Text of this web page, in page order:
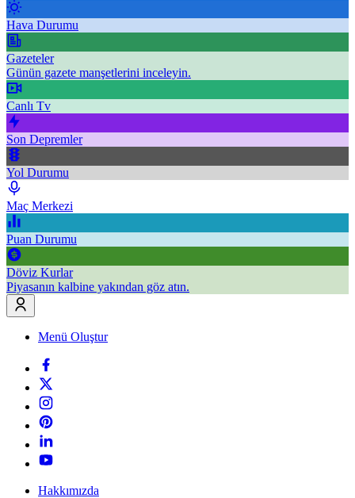
Hava Durumu
Gazeteler
Günün gazete manşetlerini inceleyin.
Canlı Tv
Son Depremler
Yol Durumu
Maç Merkezi
Puan Durumu
Döviz Kurlar
Piyasanın kalbine yakından göz atın.
Menü Oluştur
Hakkımızda